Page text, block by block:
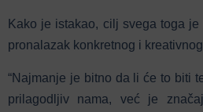
Kako je istakao, cilj svega toga
pronalazak konkretnog i
“Najmanje je bitno da li će to biti
prilagodljiv nama, već je